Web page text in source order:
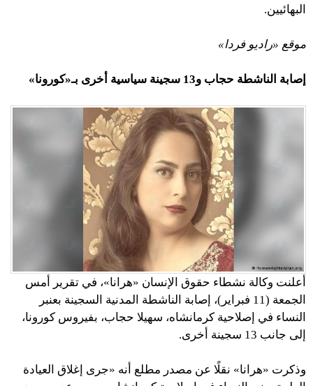
البهائيين.
موقع «راديو فردا»
إصابة الناشطة حجاب و13 سجينة سياسية أخرى بـ«كورونا»
أعلنت وكالة نشطاء حقوق الإنسان «هرانا»، في تقرير أمس
الجمعة (11 فبراير)، إصابة الناشطة المدنية السجينة بعنبر
النساء في إصلاحية كرمانشاه، سهيلا حجاب، بفيروس كورونا،
إلى جانب 13 سجينة أخرى.
وذكرت «هرانا» نقلًا عن مصدر مطلع أنه «جرى إغلاق العيادة